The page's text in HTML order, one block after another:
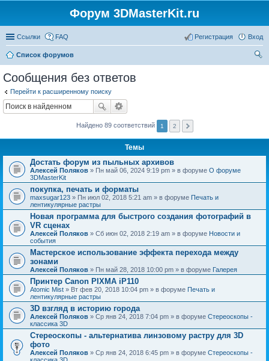
Форум 3DMasterKit.ru
Ссылки FAQ Вход
Регистрация
Список форумов
Сообщения без ответов
Перейти к расширенному поиску
Найдено 89 соответствий 1 2
Темы
Достать форум из пыльных архивов
Алексей Поляков » Пн май 06, 2024 9:19 pm » в форуме О форуме
3DMasterKit
покупка, печать и форматы
maxsugar123 » Пн июл 02, 2018 5:21 am » в форуме Печать и
лентикулярные растры
Новая программа для быстрого создания фотографий в
VR сценах
Алексей Поляков » Сб июн 02, 2018 2:19 am » в форуме Новости и
события
Мастерское использование эффекта перехода между
зонами
Алексей Поляков » Пн май 28, 2018 10:00 pm » в форуме Галерея
Принтер Canon PIXMA iP110
Atomic Mist » Вт фев 20, 2018 10:04 pm » в форуме Печать и
лентикулярные растры
3D взгляд в историю города
Алексей Поляков » Ср янв 24, 2018 7:04 pm » в форуме Стереоскопы -
классика 3D
Стереоскопы - альтернатива линзовому растру для 3D
фото
Алексей Поляков » Ср янв 24, 2018 6:45 pm » в форуме Стереоскопы -
классика 3D